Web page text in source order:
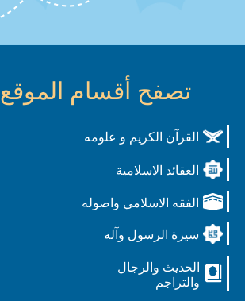
تصفح أقسام الموقع
القرآن الكريم و علومه
العقائد الاسلامية
الفقه الاسلامي واصوله
سيرة الرسول وآله
الحديث والرجال
والتراجم